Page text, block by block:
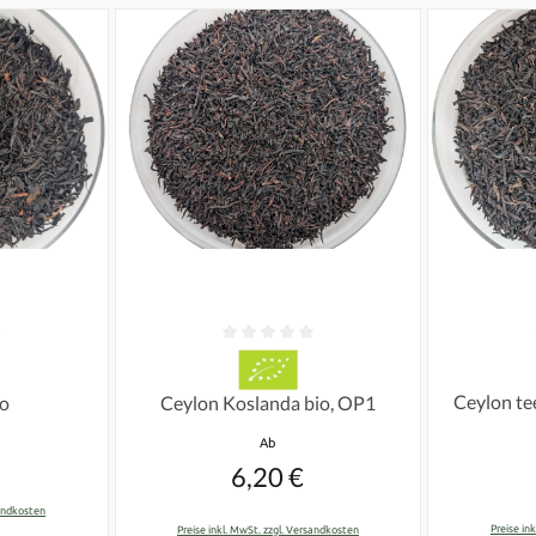
von 0 von 5 Sternen
Preis:
Durchschnittliche Bewertung von 0 von 5 Sternen
Ceylon Koslanda bio, OP1
Regulärer Preis:
Ab
6,20 €
Preise inkl. MwSt. zzgl. Versandkosten
Ceylon
Preise